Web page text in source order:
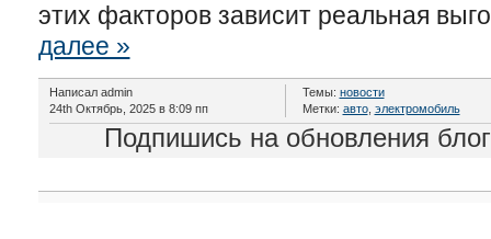
этих факторов зависит реальная
далее »
Написал admin
24th Октябрь, 2025 в 8:09 пп
Темы: новости
Метки: авто, электромобиль
Подпишись на обновления